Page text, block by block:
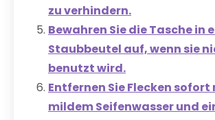
zu verhindern.
Bewahren Sie die Tasche in
Staubbeutel auf, wenn sie
benutzt wird.
Entfernen Sie Flecken sofort
mildem Seifenwasser und